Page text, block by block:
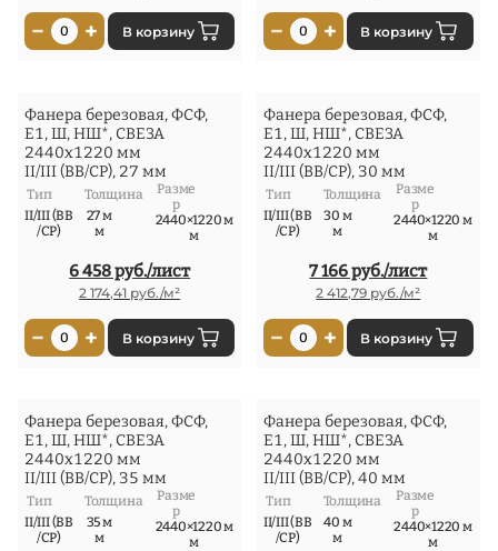
− 0 + В корзину − 0 + В корзину
Фанера березовая, ФСФ,
Е1, Ш, НШ*, СВЕЗА
2440x1220 мм
II/III (ВВ/СР), 27 мм
Тип
II/III (ВВ
/СР)
Толщина
27 м
м
Разме
р
2440×1220 м
м
6 458 руб./лист
2 174,41 руб./м²
− 0 + В корзину
Фанера березовая, ФСФ,
Е1, Ш, НШ*, СВЕЗА
2440x1220 мм
II/III (ВВ/СР), 30 мм
Тип
II/III (ВВ
/СР)
Толщина
30 м
м
Разме
р
2440×1220 м
м
7 166 руб./лист
2 412,79 руб./м²
− 0 + В корзину
Фанера березовая, ФСФ,
Е1, Ш, НШ*, СВЕЗА
2440x1220 мм
II/III (ВВ/СР), 35 мм
Тип
II/III (ВВ
/СР)
Толщина
35 м
м
Разме
р
2440×1220 м
м
Фанера березовая, ФСФ,
Е1, Ш, НШ*, СВЕЗА
2440x1220 мм
II/III (ВВ/СР), 40 мм
Тип
II/III (ВВ
/СР)
Толщина
40 м
м
Разме
р
2440×1220 м
м